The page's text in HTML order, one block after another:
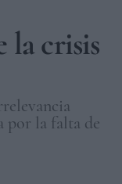
la crisis
por la falta de